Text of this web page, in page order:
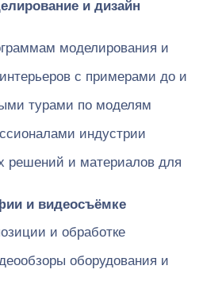
и дизайн
моделирования и
с примерами до и
турами по моделям
индустрии
решений и материалов для
и видеосъёмке
и обработке
оборудования и